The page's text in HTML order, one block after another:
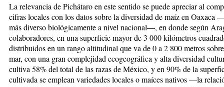
La relevancia de Pichátaro en este sentido se puede apreciar al
cifras locales con los datos sobre la diversidad de maíz en Oaxaca
más diverso bioló­gicamente a nivel nacional—, en donde según
colaboradores, en una superficie mayor de 3 000 kiló­metros
distribuidos en un rango altitudinal que va de 0 a 2 800 metros
mar, con una gran complejidad ecogeográfica y alta diversidad
cultiva 58% del total de las razas de México, y en 90% de la
cultivada se emplean variedades locales o maí­ces nativos —la